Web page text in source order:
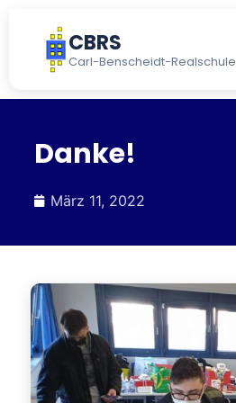
CBRS
Carl-Benscheidt-Realschule
Danke!
März 11, 2022